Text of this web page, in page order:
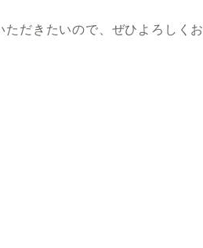
だきたいので、ぜひよろしくお